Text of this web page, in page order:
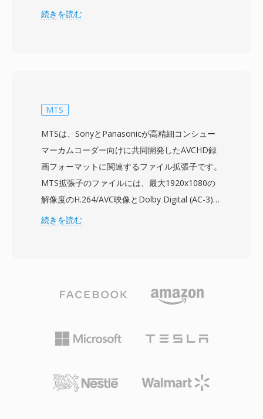
デックに影響を与えた原理と技法を確立しまし
います。この規格は音声と映像の合計で約1.5
(NTSCで352x240) でVHSテープに匹敵する品質
を生み出します。この圧縮レベルは、1倍速CD-
ROMドライブのデータスループットに合わせて
特別に選択され、1990年代初頭にデジタルビデ
オをコンシューマーに届けたVideo CDフォーマ
ットを可能にしました。オーディオコンポーネン
ックベースの変換符号化は、MPEG-2から
H.264、そしてそれ以降に至るまで、すべての主
テンプレートを確立しました。圧縮効率では長く
ディアソフトウェアでサポートされ続けていま
す。
続きを読む
MTS
MTSは、SonyとPanasonicが高精細コンシュー
マーカムコーダー向けに共同開発したAVCHD録
画フォーマットに関連するファイル拡張子です。
MTS拡張子のファイルには、最大1920x1080の
解像度のH.264/AVC映像とDolby Digital (AC-3)
またはLPCMオーディオを搭載するMPEG-2トラ
トストリームフォーマットを指すM2TSファイル
などのメーカーのコンシューマーおよびセミプロ
フェッショナルカムコーダーは、メモリカードや
層にMTSファイルを書き込み、カメラ内再生用
続きを読む